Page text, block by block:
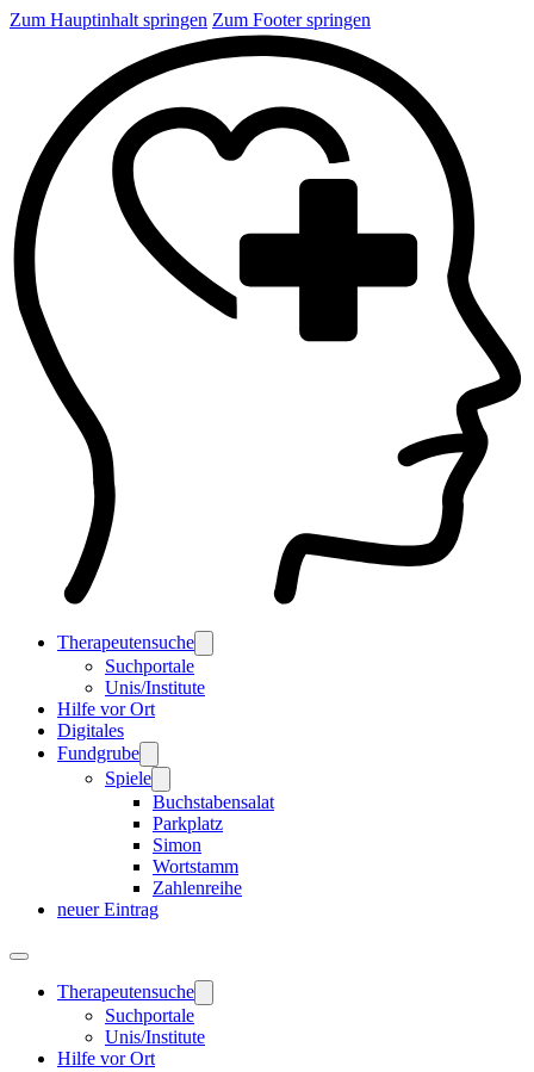
Zum Hauptinhalt springen Zum Footer springen
Therapeutensuche
Suchportale
Unis/Institute
Hilfe vor Ort
Digitales
Fundgrube
Spiele
Buchstabensalat
Parkplatz
Simon
Wortstamm
Zahlenreihe
neuer Eintrag
Therapeutensuche
Suchportale
Unis/Institute
Hilfe vor Ort